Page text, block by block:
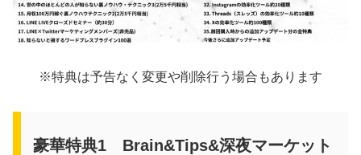
※特典は予告なく変更や削除行う場合もあります
豪華特典1 Brain&Tips&深夜マーケット